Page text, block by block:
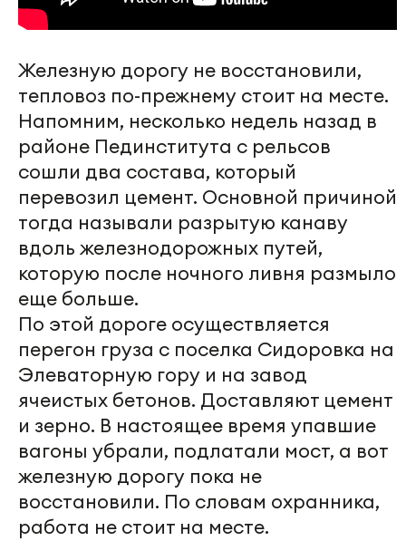
Железную дорогу не восстановили,
тепловоз по-прежнему стоит на месте.
Напомним, несколько недель назад в
районе Пединститута с рельсов
сошли два состава, который
перевозил цемент. Основной причиной
тогда называли разрытую канаву
вдоль железнодорожных путей,
которую после ночного ливня размыло
еще больше.
По этой дороге осуществляется
перегон груза с поселка Сидоровка на
Элеваторную гору и на завод
ячеистых бетонов. Доставляют цемент
и зерно. В настоящее время упавшие
вагоны убрали, подлатали мост, а вот
железную дорогу пока не
восстановили. По словам охранника,
работа не стоит на месте.